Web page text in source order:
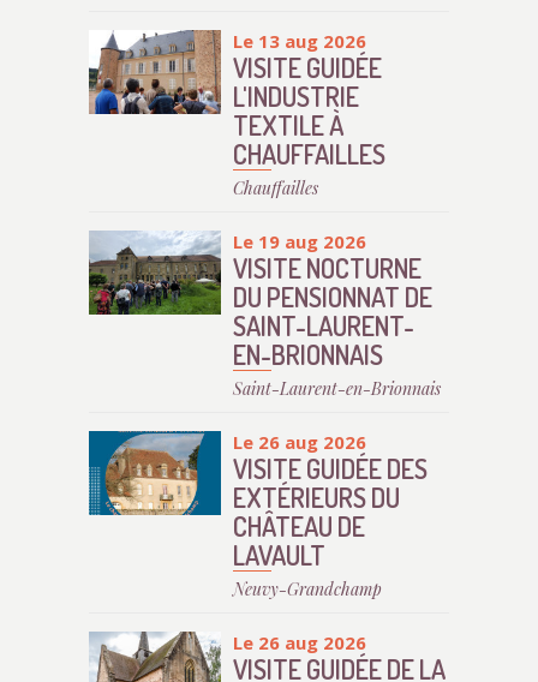
Le 13 aug 2026
VISITE GUIDÉE
L'INDUSTRIE
TEXTILE À
CHAUFFAILLES
Chauffailles
Le 19 aug 2026
VISITE NOCTURNE
DU PENSIONNAT DE
SAINT-LAURENT-
EN-BRIONNAIS
Saint-Laurent-en-Brionnais
Le 26 aug 2026
VISITE GUIDÉE DES
EXTÉRIEURS DU
CHÂTEAU DE
LAVAULT
Neuvy-Grandchamp
Le 26 aug 2026
VISITE GUIDÉE DE LA